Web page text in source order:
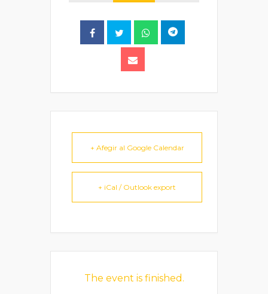
+ Afegir al Google Calendar
+ iCal / Outlook export
The event is finished.